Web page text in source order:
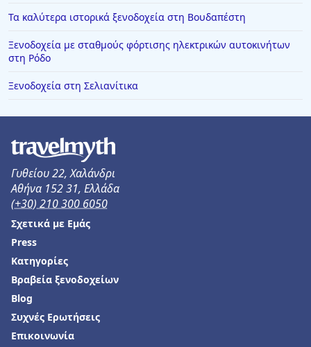
Ξενοδοχεία στη Δημητσάνα
Ξενοδοχεία στην Ιτέα
Ξενοδοχεία στη Λευκωσία
Ξενοδοχεία στη Γιάλοβα
Ξενοδοχεία στην Αμαλιάδα
Ξενοδοχεία στην Πιερία
Ξενοδοχεία στην Πράμαντα
Ξενοδοχεία στην Ηρακλείτσα
Ξενοδοχεία στη Σελιανίτικα
Ξενοδοχεία στο Καμάρι
Τα καλύτερα ιστορικά ξενοδοχεία στη Βουδαπέστη
Ξενοδοχεία με σταθμούς φόρτισης ηλεκτρικών αυτοκινήτων
στη Ρόδο
Ξενοδοχεία στη Σελιανίτικα
Γυθείου 22, Χαλάνδρι
Αθήνα 152 31, Ελλάδα
(+30) 210 300 6050
Σχετικά με Εμάς
Press
Κατηγορίες
Βραβεία ξενοδοχείων
Blog
Συχνές Ερωτήσεις
Επικοινωνία